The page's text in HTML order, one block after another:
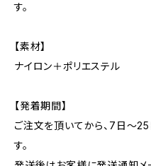
す。
【素材】
ナイロン＋ポリエステル
【発着期間】
ご注文を頂いてから、7日〜
す。